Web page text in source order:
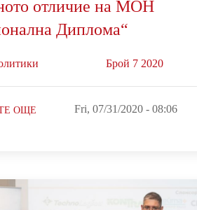
отличие на МОН
Диплома“
Брой 7 2020
ОЩЕ Fri, 07/31/2020 - 08:06